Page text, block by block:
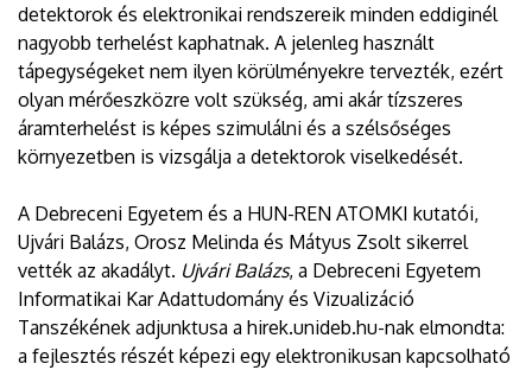
detektorok és elektronikai rendszereik minden eddiginél
nagyobb terhelést kaphatnak. A jelenleg használt
tápegységeket nem ilyen körülményekre tervezték, ezért
olyan mérőeszközre volt szükség, ami akár tízszeres
áramterhelést is képes szimulálni és a szélsőséges
környezetben is vizsgálja a detektorok viselkedését.
A Debreceni Egyetem és a HUN-REN ATOMKI kutatói,
Ujvári Balázs, Orosz Melinda és Mátyus Zsolt sikerrel
vették az akadályt. Ujvári Balázs, a Debreceni Egyetem
Informatikai Kar Adattudomány és Vizualizáció
Tanszékének adjunktusa a hirek.unideb.hu-nak elmondta:
a fejlesztés részét képezi egy elektronikusan kapcsolható